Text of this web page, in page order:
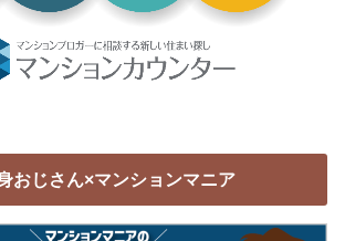
おじさん×マンションマニア